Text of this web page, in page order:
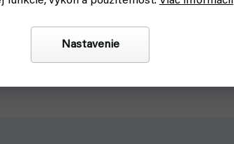
Nastavenie
pre hru Root, ktoré
frakcie: Vodcu hostí a